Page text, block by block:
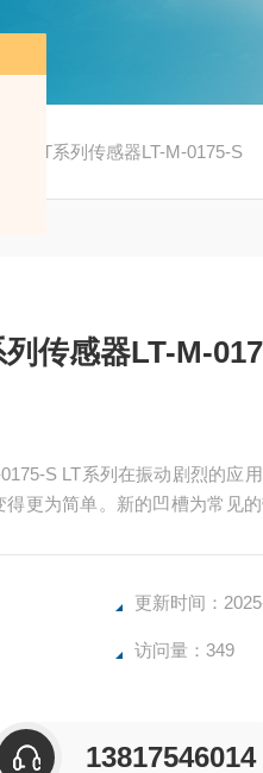
伦LT系列传感器LT-M-0175-S
传感器LT-M-
S LT系列在振动剧烈的应
更为简单。新的凹槽为常见
更新时间：
访问量：349
13817546014